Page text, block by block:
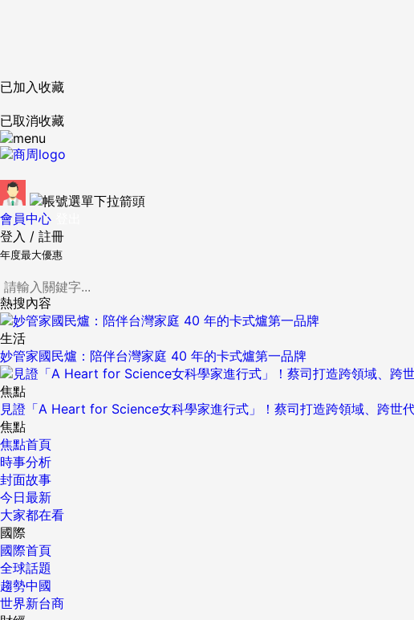
已加入收藏
已取消收藏
會員中心
登入 / 註冊
年度最大優惠
熱搜內容
生活
妙管家國民爐：陪伴台灣家庭 40 年的卡式爐第一品牌
焦點
見證「A Heart for Science女科學家進行式」！蔡司打造跨領域、跨世
焦點
焦點首頁
時事分析
封面故事
今日最新
大家都在看
國際
國際首頁
全球話題
趨勢中國
世界新台商